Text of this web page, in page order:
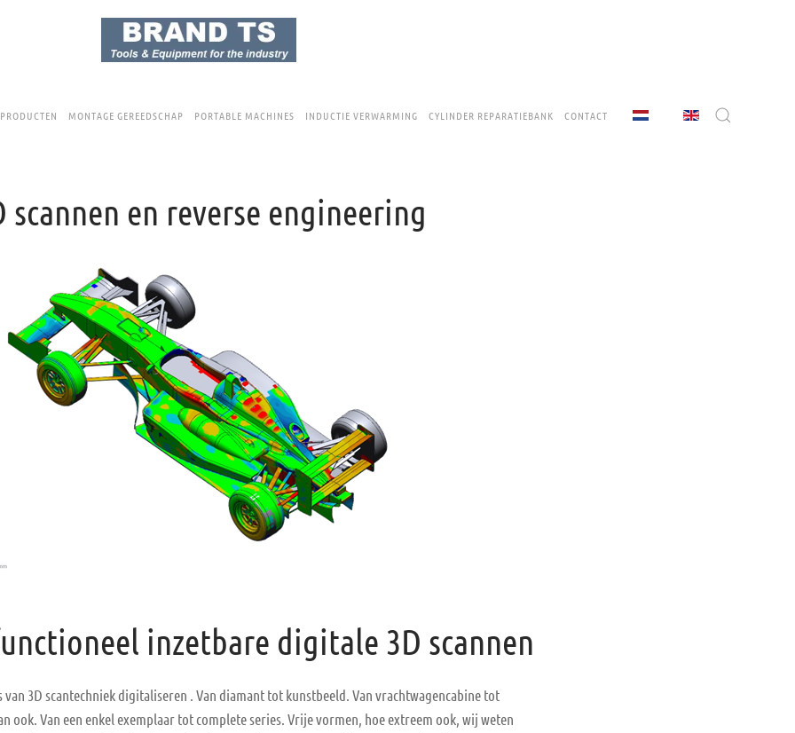
MONTAGE GEREEDSCHAP PORTABLE MACHINES INDUCTIE VERWARMING CYLINDER REPARATIEBANK CONTACT
scannen en reverse engineering
inzetbare digitale 3D scannen
van 3D scantechniek digitaliseren . Van diamant tot kunstbeeld. Van vrachtwagencabine tot
ook. Van een enkel exemplaar tot complete series. Vrije vormen, hoe extreem ook, wij weten